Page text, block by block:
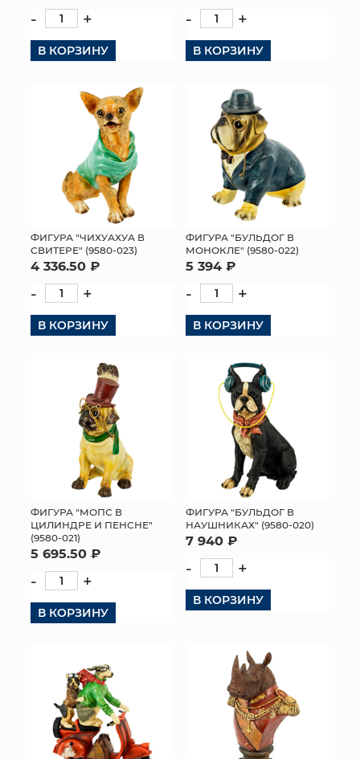
ДОСТАВКА И ОПЛАТА
КОНТАКТЫ
- +
В КОРЗИНУ
- +
В КОРЗИНУ
ФИГУРА "ЧИХУАХУА В
СВИТЕРЕ" (9580-023)
4 336.50 ₽
- +
В КОРЗИНУ
ФИГУРА "БУЛЬДОГ В
МОНОКЛЕ" (9580-022)
5 394 ₽
- +
В КОРЗИНУ
ФИГУРА "МОПС В
ЦИЛИНДРЕ И ПЕНСНЕ"
(9580-021)
5 695.50 ₽
- +
В КОРЗИНУ
ФИГУРА "БУЛЬДОГ В
НАУШНИКАХ" (9580-020)
7 940 ₽
- +
В КОРЗИНУ